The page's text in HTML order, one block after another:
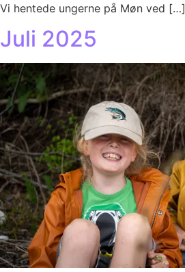
Vi hentede ungerne på Møn ved […]
Juli 2025